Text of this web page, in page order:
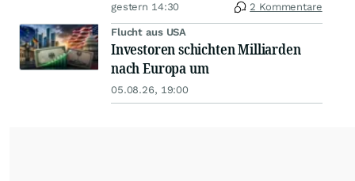
gestern 14:30 2 Kommentare
Flucht aus USA
Investoren schichten Milliarden
nach Europa um
05.08.26, 19:00